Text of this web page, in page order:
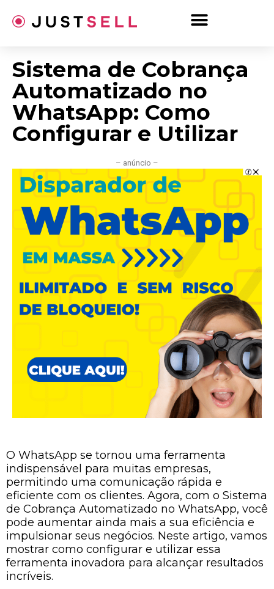
para
Sistema de Cobrança
Automatizado no
WhatsApp: Como
Configurar e Utilizar
– anúncio –
O WhatsApp se tornou uma ferramenta
indispensável para muitas empresas,
permitindo uma comunicação rápida e
eficiente com os clientes. Agora, com o Sistema
de Cobrança Automatizado no WhatsApp, você
pode aumentar ainda mais a sua eficiência e
impulsionar seus negócios. Neste artigo, vamos
mostrar como configurar e utilizar essa
ferramenta inovadora para alcançar resultados
incríveis.